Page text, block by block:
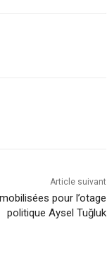
Article suivant
pour l’otage
politique Aysel Tuğluk